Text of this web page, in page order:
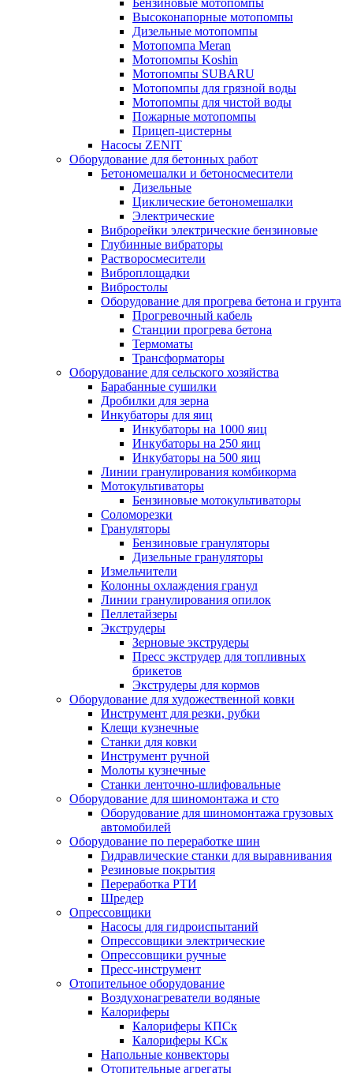
Бензиновые мотопомпы
Высоконапорные мотопомпы
Дизельные мотопомпы
Мотопомпа Meran
Мотопомпы Koshin
Мотопомпы SUBARU
Мотопомпы для грязной воды
Мотопомпы для чистой воды
Пожарные мотопомпы
Прицеп-цистерны
Насосы ZENIT
Оборудование для бетонных работ
Бетономешалки и бетоносмесители
Дизельные
Циклические бетономешалки
Электрические
Виброрейки электрические бензиновые
Глубинные вибраторы
Растворосмесители
Виброплощадки
Вибростолы
Оборудование для прогрева бетона и грунта
Прогревочный кабель
Станции прогрева бетона
Термоматы
Трансформаторы
Оборудование для сельского хозяйства
Барабанные сушилки
Дробилки для зерна
Инкубаторы для яиц
Инкубаторы на 1000 яиц
Инкубаторы на 250 яиц
Инкубаторы на 500 яиц
Линии гранулирования комбикорма
Мотокультиваторы
Бензиновые мотокультиваторы
Соломорезки
Грануляторы
Бензиновые грануляторы
Дизельные грануляторы
Измельчители
Колонны охлаждения гранул
Линии гранулирования опилок
Пеллетайзеры
Экструдеры
Зерновые экструдеры
Пресс экструдер для топливных
брикетов
Экструдеры для кормов
Оборудование для художественной ковки
Инструмент для резки, рубки
Клещи кузнечные
Станки для ковки
Инструмент ручной
Молоты кузнечные
Станки ленточно-шлифовальные
Оборудование для шиномонтажа и сто
Оборудование для шиномонтажа грузовых
автомобилей
Оборудование по переработке шин
Гидравлические станки для выравнивания
Резиновые покрытия
Переработка РТИ
Шредер
Опрессовщики
Насосы для гидроиспытаний
Опрессовщики электрические
Опрессовщики ручные
Пресс-инструмент
Отопительное оборудование
Воздухонагреватели водяные
Калориферы
Калориферы КПСк
Калориферы КСк
Напольные конвекторы
Отопительные агрегаты